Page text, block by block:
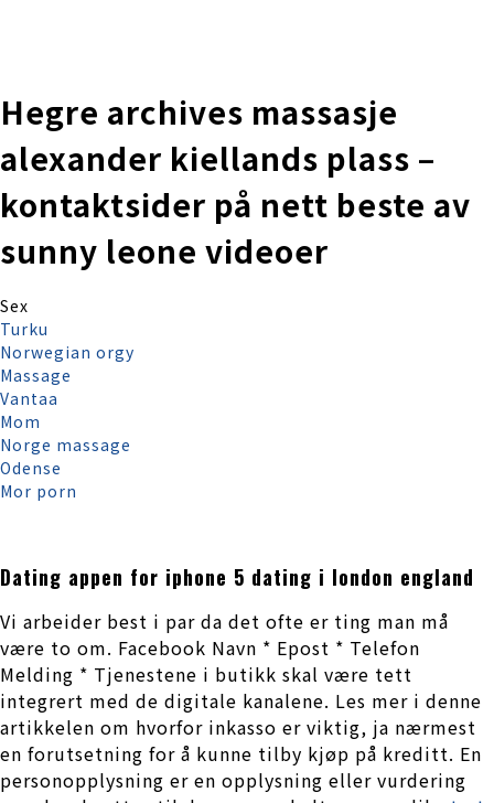
Hegre archives massasje
alexander kiellands plass –
kontaktsider på nett beste av
sunny leone videoer
Sex
Turku
Norwegian orgy
Massage
Vantaa
Mom
Norge massage
Odense
Mor porn
Dating appen for iphone 5 dating i london england
Vi arbeider best i par da det ofte er ting man må
være to om. Facebook Navn * Epost * Telefon
Melding * Tjenestene i butikk skal være tett
integrert med de digitale kanalene. Les mer i denne
artikkelen om hvorfor inkasso er viktig, ja nærmest
en forutsetning for å kunne tilby kjøp på kreditt. En
personopplysning er en opplysning eller vurdering